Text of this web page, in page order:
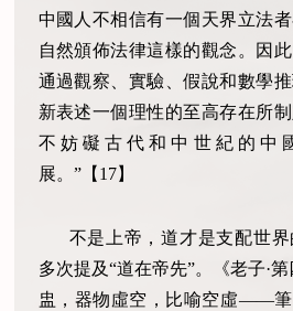
中國人不相信有一個天界立法
自然頒佈法律這樣的觀念。因
通過觀察、實驗、假說和數學
新表述一個理性的至高存在所
不妨礙古代和中世紀的中
展。”【 17】
不是上帝，道才是支配世
多次提及“道在帝先”。《老子·
盅，器物虛空，比喻空虛——